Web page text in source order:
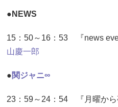
●NEWS
15：50～16：53 『news
山慶一郎
●関ジャニ∞
23：59～24：54 『月曜から